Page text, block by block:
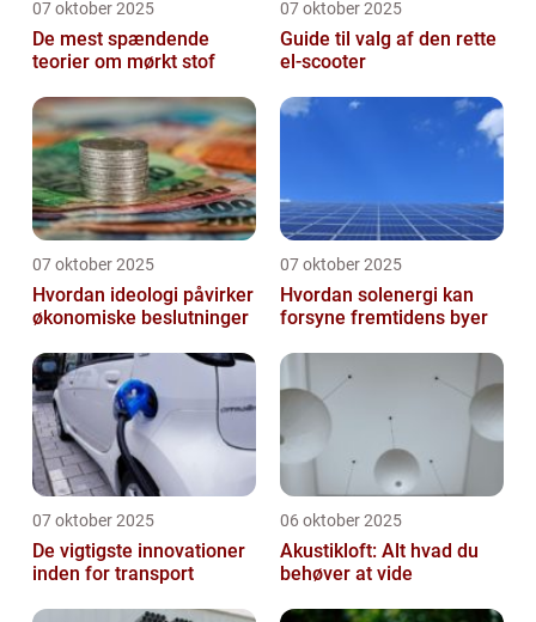
07 oktober 2025
De mest spændende
teorier om mørkt stof
07 oktober 2025
Guide til valg af den rette
el-scooter
07 oktober 2025
Hvordan ideologi påvirker
økonomiske beslutninger
07 oktober 2025
Hvordan solenergi kan
forsyne fremtidens byer
07 oktober 2025
De vigtigste innovationer
inden for transport
06 oktober 2025
Akustikloft: Alt hvad du
behøver at vide